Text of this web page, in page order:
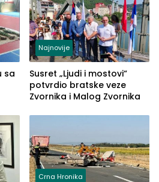
sa
Najnovije
Susret „Ljudi i mostovi“
potvrdio bratske veze
Zvornika i Malog Zvornika
Crna Hronika